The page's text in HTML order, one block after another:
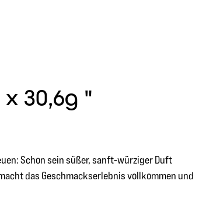
30,6g "
Schon sein süßer, sanft-würziger Duft
das Geschmackserlebnis vollkommen und